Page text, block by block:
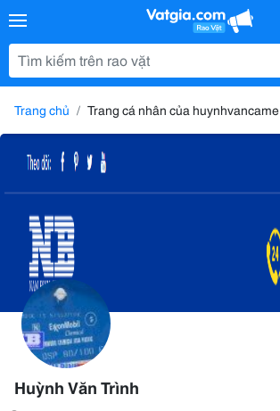
Trang chủ Trang cá nhân của huynhvancame
Huỳnh Văn Trình